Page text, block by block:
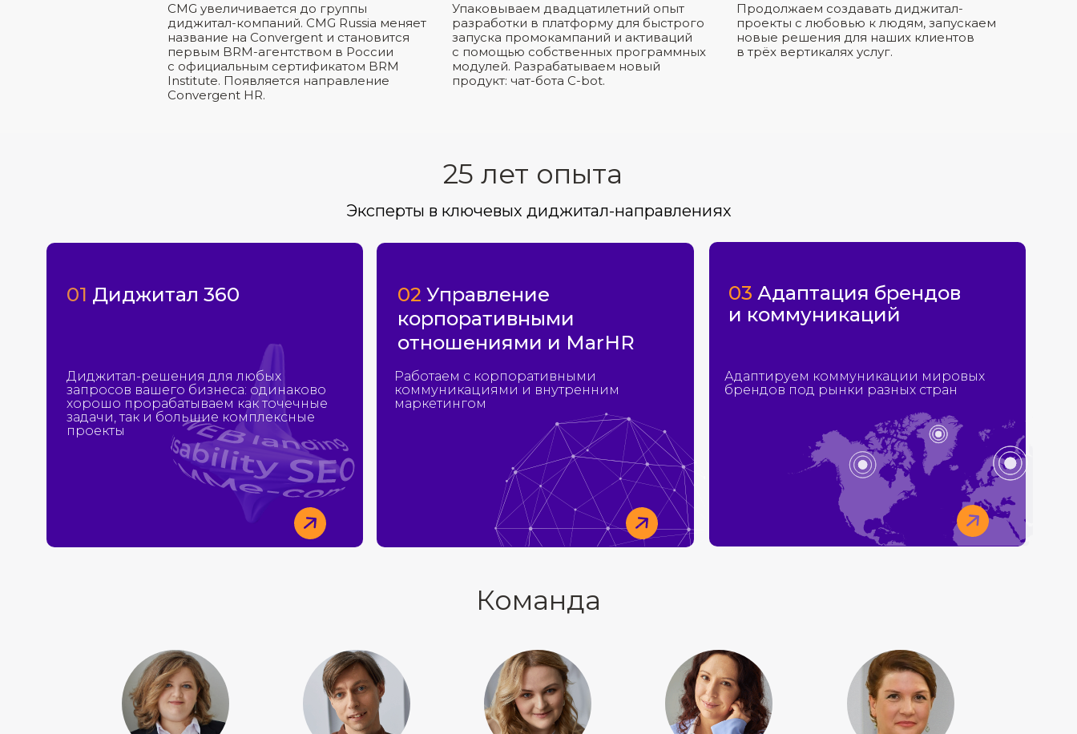
Упаковываем двадцатилетний опыт
разработки в платформу для быстрого
запуска промокампаний и активаций
с помощью собственных программных
модулей. Разрабатываем новый
продукт: чат-бота C-bot.
CMG увеличивается до группы
диджитал-компаний. CMG Russia меняет
название на Convergent и становится
первым BRM-агентством в России
с официальным сертификатом BRM
Institute. Появляется направление
Convergent HR.
Продолжаем создавать диджитал-
проекты с любовью к людям, запускаем
новые решения для наших клиентов
в трёх вертикалях услуг.
03 Адаптация брендов
и коммуникаций
25 лет опыта
02 Управление
корпоративными
отношениями и MarHR
01 Диджитал 360
Адаптируем коммуникации мировых
брендов под рынки разных стран
Диджитал-решения для любых
запросов вашего бизнеса: одинаково
хорошо прорабатываем как точечные
задачи, так и большие комплексные
проекты
Работаем с корпоративными
коммуникациями и внутренним
маркетингом
Эксперты в ключевых диджитал-направлениях
Команда